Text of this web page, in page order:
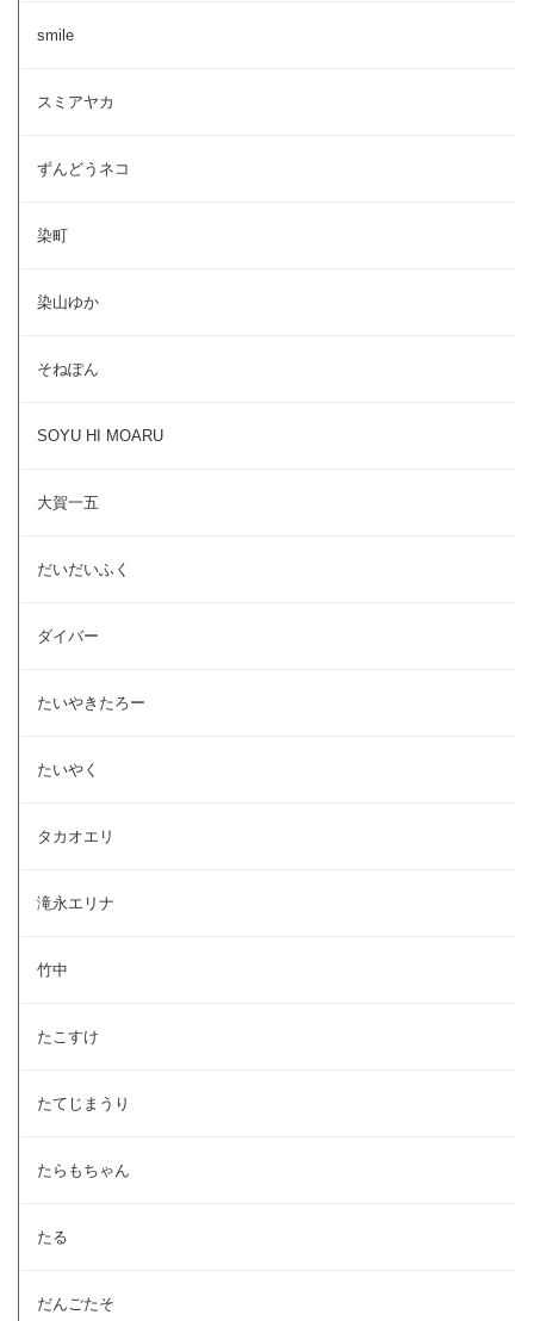
smile
スミアヤカ
ずんどうネコ
染町
染山ゆか
そねぽん
SOYU HI MOARU
大賀一五
だいだいふく
ダイバー
たいやきたろー
たいやく
タカオエリ
滝永エリナ
竹中
たこすけ
たてじまうり
たらもちゃん
たる
だんごたそ